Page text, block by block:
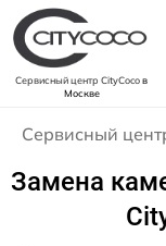
Сервисный центр CityCocoв
Москве
Сервисный
Замена